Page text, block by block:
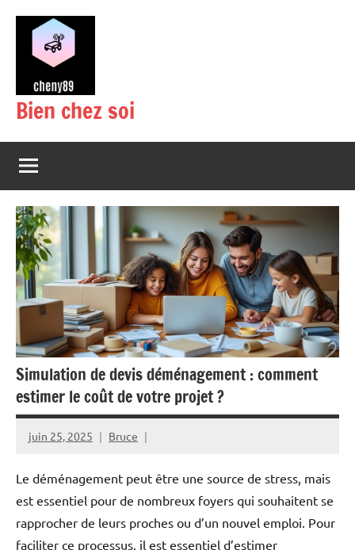
contenu
Bien chez soi
Simulation de devis déménagement : comment
estimer le coût de votre projet ?
juin 25, 2025 Bruce
Le déménagement peut être une source de stress, mais
est essentiel pour de nombreux foyers qui souhaitent se
rapprocher de leurs proches ou d’un nouvel emploi. Pour
faciliter ce processus, il est essentiel d’estimer